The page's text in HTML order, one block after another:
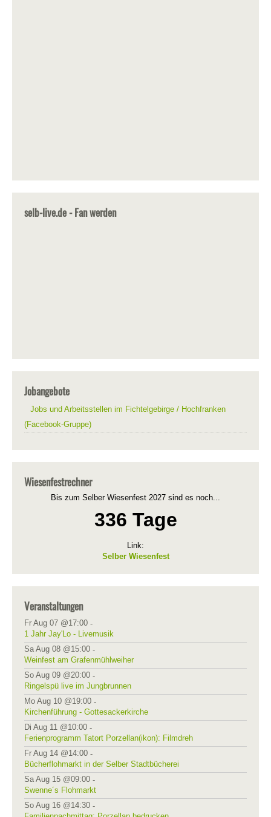
selb-live.de - Fan werden
Jobangebote
Jobs und Arbeitsstellen im Fichtelgebirge / Hochfranken
(Facebook-Gruppe)
Wiesenfestrechner
Bis zum Selber Wiesenfest 2027 sind es noch...
336 Tage
Link:
Selber Wiesenfest
Veranstaltungen
Fr Aug 07 @17:00 -
1 Jahr Jay'Lo - Livemusik
Sa Aug 08 @15:00 -
Weinfest am Grafenmühlweiher
So Aug 09 @20:00 -
Ringelspü live im Jungbrunnen
Mo Aug 10 @19:00 -
Kirchenführung - Gottesackerkirche
Di Aug 11 @10:00 -
Ferienprogramm Tatort Porzellan(ikon): Filmdreh
Fr Aug 14 @14:00 -
Bücherflohmarkt in der Selber Stadtbücherei
Sa Aug 15 @09:00 -
Swenne´s Flohmarkt
So Aug 16 @14:30 -